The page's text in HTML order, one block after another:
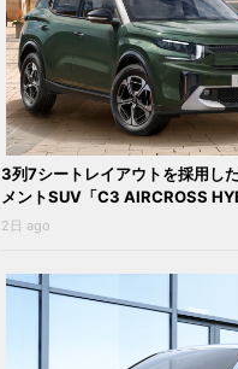
3列7シートレイアウトを採用し
メントSUV「C3 AIRCROSS
2日 ago